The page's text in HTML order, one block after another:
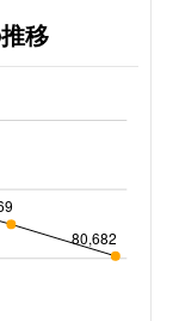
移
80,682